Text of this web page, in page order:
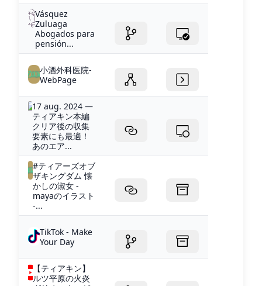
Vásquez
Zuluaga
Abogados para
pensión...
小酒外科医院-
WebPage
17 aug. 2024 —
ティアキン本編
クリア後の収集
要素にも最適！
あのエア...
#ティアーズオブ
ザキングダム 懐
かしの淑女 -
mayaのイラスト
-...
TikTok - Make
Your Day
【ティアキン】
ルツ平原の火炎